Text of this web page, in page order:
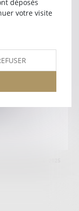
déposés
votre visite